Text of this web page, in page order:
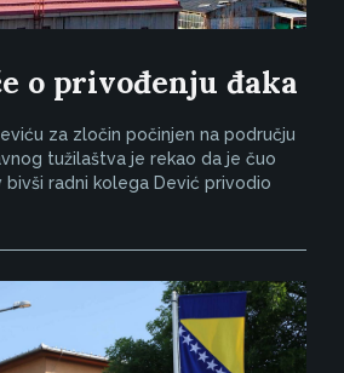
o privođenju đaka
za zločin počinjen na području
tužilaštva je rekao da je čuo
bivši radni kolega Dević privodio